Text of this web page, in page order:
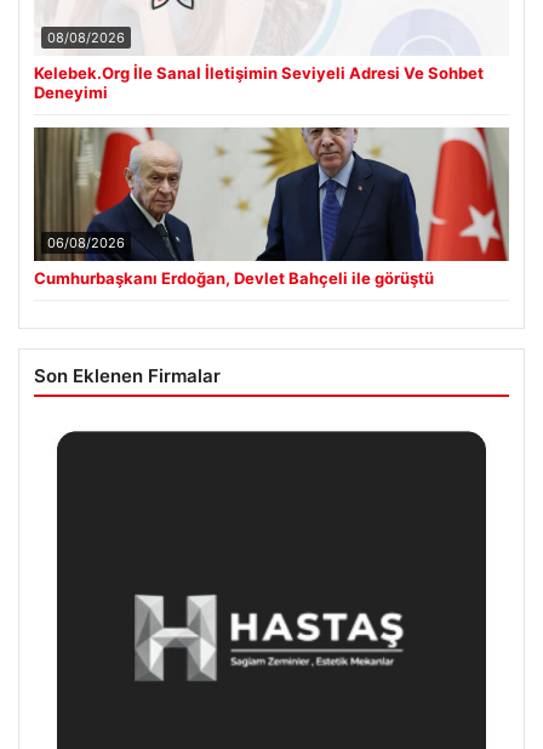
08/08/2026
Kelebek.Org İle Sanal İletişimin Seviyeli Adresi Ve Sohbet
Deneyimi
06/08/2026
Cumhurbaşkanı Erdoğan, Devlet Bahçeli ile görüştü
Son Eklenen Firmalar